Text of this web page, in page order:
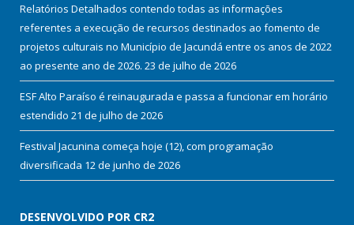
Relatórios Detalhados contendo todas as informações
referentes a execução de recursos destinados ao fomento de
projetos culturais no Município de Jacundá entre os anos de 2022
ao presente ano de 2026. 23 de julho de 2026
ESF Alto Paraíso é reinaugurada e passa a funcionar em horário
estendido 21 de julho de 2026
Festival Jacunina começa hoje (12), com programação
diversificada 12 de junho de 2026
DESENVOLVIDO POR CR2